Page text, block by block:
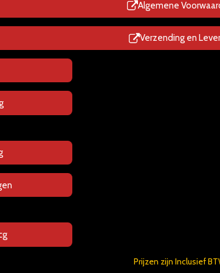
p
Algemene
Verzending en
Prijzen zijn Inclusief